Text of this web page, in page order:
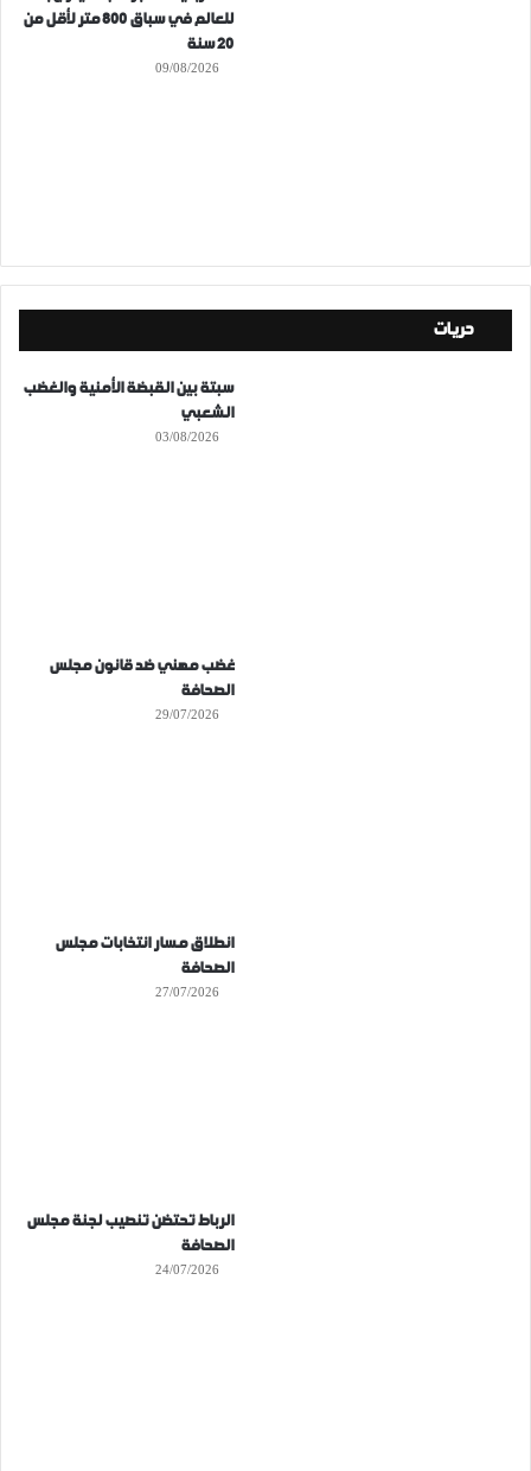
للعالم في سباق 800 متر لأقل من
20 سنة
09/08/2026
حريات
سبتة بين القبضة الأمنية والغضب
الشعبي
03/08/2026
غضب مهني ضد قانون مجلس
الصحافة
29/07/2026
انطلاق مسار انتخابات مجلس
الصحافة
27/07/2026
الرباط تحتضن تنصيب لجنة مجلس
الصحافة
24/07/2026